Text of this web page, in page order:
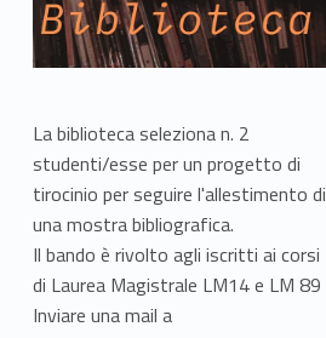
La biblioteca seleziona n. 2
studenti/esse per un progetto di
tirocinio per seguire l'allestimento di
una mostra bibliografica.
Il bando è rivolto agli iscritti ai corsi
di Laurea Magistrale LM14 e LM 89
Inviare una mail a